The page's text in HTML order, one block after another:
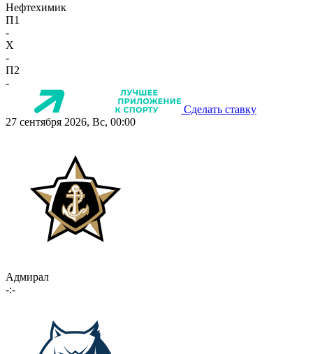
Нефтехимик
П1
-
X
-
П2
-
Сделать ставку
27 сентября 2026, Вс, 00:00
Адмирал
-:-